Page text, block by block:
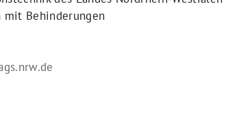
mit Behinderungen